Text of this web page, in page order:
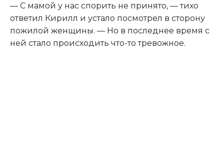
— С мамой у нас спорить не принято, — тихо
ответил Кирилл и устало посмотрел в сторону
пожилой женщины. — Но в последнее время с
ней стало происходить что-то тревожное.